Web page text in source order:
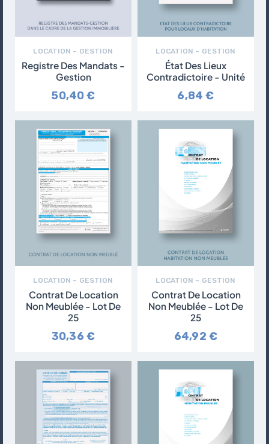
LOCATION – GESTION
Registre Des Mandats -
Gestion
50,40 €
LOCATION – GESTION
État Des Lieux
Contradictoire - Unité
6,84 €
LOCATION – GESTION
Contrat De Location
Non Meublée - Lot De
25
30,36 €
LOCATION – GESTION
Contrat De Location
Non Meublée - Lot De
25
64,92 €